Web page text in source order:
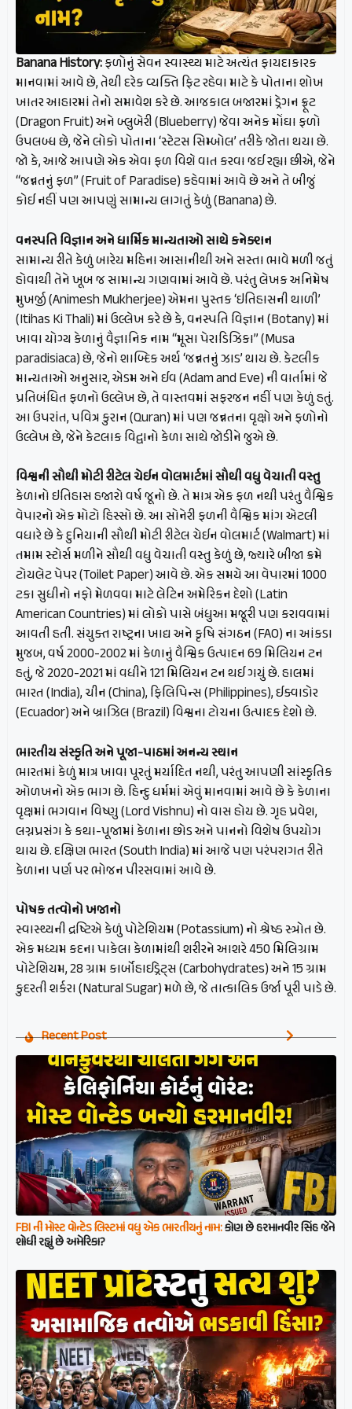
Banana History:ફળોનું સેવન સ્વાસ્થ્ય માટે અત્યંત ફાયદાકારક
માનવામાં આવે છે, તેથી દરેક વ્યક્તિ ફિટ રહેવા માટે કે પોતાના શોખ
ખાતર આહારમાં તેનો સમાવેશ કરે છે. આજકાલ બજારમાં ડ્રેગન ફ્રૂટ
(Dragon Fruit) અને બ્લુબેરી (Blueberry) જેવા અનેક મોંઘા ફળો
ઉપલબ્ધ છે, જેને લોકો પોતાના ‘સ્ટેટસ સિમ્બોલ’ તરીકે જોતા થયા છે.
જો કે, આજે આપણે એક એવા ફળ વિશે વાત કરવા જઈ રહ્યા છીએ, જેને
“જન્નતનું ફળ” (Fruit of Paradise) કહેવામાં આવે છે અને તે બીજું
કોઈ નહીં પણ આપણું સામાન્ય લાગતું કેળું (Banana) છે.
વનસ્પતિ વિજ્ઞાન અને ધાર્મિક માન્યતાઓ સાથે કનેક્શન
સામાન્ય રીતે કેળું બારેય મહિના આસાનીથી અને સસ્તા ભાવે મળી જતું
હોવાથી તેને ખૂબ જ સામાન્ય ગણવામાં આવે છે. પરંતુ લેખક અનિમેષ
મુખર્જી (Animesh Mukherjee) એમના પુસ્તક ‘ઇતિહાસની થાળી’
(Itihas Ki Thali) માં ઉલ્લેખ કરે છે કે, વનસ્પતિ વિજ્ઞાન (Botany) માં
ખાવા યોગ્ય કેળાનું વૈજ્ઞાનિક નામ “મૂસા પેરાડિઝિકા” (Musa
paradisiaca) છે, જેનો શાબ્દિક અર્થ ‘જન્નતનું ઝાડ’ થાય છે. કેટલીક
માન્યતાઓ અનુસાર, એડમ અને ઈવ (Adam and Eve) ની વાર્તામાં જે
પ્રતિબંધિત ફળનો ઉલ્લેખ છે, તે વાસ્તવમાં સફરજન નહીં પણ કેળું હતું.
આ ઉપરાંત, પવિત્ર કુરાન (Quran) માં પણ જન્નતના વૃક્ષો અને ફળોનો
ઉલ્લેખ છે, જેને કેટલાક વિદ્વાનો કેળા સાથે જોડીને જુએ છે.
વિશ્વની સૌથી મોટી રીટેલ ચેઈન વોલમાર્ટમાં સૌથી વધુ વેચાતી વસ્તુ
કેળાનો ઇતિહાસ હજારો વર્ષ જૂનો છે. તે માત્ર એક ફળ નથી પરંતુ વૈશ્વિક
વેપારનો એક મોટો હિસ્સો છે. આ સોનેરી ફળની વૈશ્વિક માંગ એટલી
વધારે છે કે દુનિયાની સૌથી મોટી રીટેલ ચેઈન વોલમાર્ટ (Walmart) માં
તમામ સ્ટોર્સ મળીને સૌથી વધુ વેચાતી વસ્તુ કેળું છે, જ્યારે બીજા ક્રમે
ટોયલેટ પેપર (Toilet Paper) આવે છે. એક સમયે આ વેપારમાં 1000
ટકા સુધીનો નફો મેળવવા માટે લેટિન અમેરિકન દેશો (Latin
American Countries) માં લોકો પાસે બંધુઆ મજૂરી પણ કરાવવામાં
આવતી હતી. સંયુક્ત રાષ્ટ્રના ખાદ્ય અને કૃષિ સંગઠન (FAO) ના આંકડા
મુજબ, વર્ષ 2000-2002 માં કેળાનું વૈશ્વિક ઉત્પાદન 69 મિલિયન ટન
હતું, જે 2020-2021 માં વધીને 121 મિલિયન ટન થઈ ગયું છે. હાલમાં
ભારત (India), ચીન (China), ફિલિપિન્સ (Philippines), ઈક્વાડોર
(Ecuador) અને બ્રાઝિલ (Brazil) વિશ્વના ટોચના ઉત્પાદક દેશો છે.
ભારતીય સંસ્કૃતિ અને પૂજા-પાઠમાં અનન્ય સ્થાન
ભારતમાં કેળું માત્ર ખાવા પૂરતું મર્યાદિત નથી, પરંતુ આપણી સાંસ્કૃતિક
ઓળખનો એક ભાગ છે. હિન્દુ ધર્મમાં એવું માનવામાં આવે છે કે કેળાના
વૃક્ષમાં ભગવાન વિષ્ણુ (Lord Vishnu) નો વાસ હોય છે. ગૃહ પ્રવેશ,
લગ્નપ્રસંગ કે કથા-પૂજામાં કેળાના છોડ અને પાનનો વિશેષ ઉપયોગ
થાય છે. દક્ષિણ ભારત (South India) માં આજે પણ પરંપરાગત રીતે
કેળાના પર્ણ પર ભોજન પીરસવામાં આવે છે.
પોષક તત્વોનો ખજાનો
સ્વાસ્થ્યની દ્રષ્ટિએ કેળું પોટેશિયમ (Potassium) નો શ્રેષ્ઠ સ્ત્રોત છે.
એક મધ્યમ કદના પાકેલા કેળામાંથી શરીરને આશરે 450 મિલિગ્રામ
પોટેશિયમ, 28 ગ્રામ કાર્બોહાઈડ્રેટ્સ (Carbohydrates) અને 15 ગ્રામ
કુદરતી શર્કરા (Natural Sugar) મળે છે, જે તાત્કાલિક ઉર્જા પૂરી પાડે છે.
Recent Post
FBI ની મોસ્ટ વોન્ટેડ લિસ્ટમાં વધુ એક ભારતીયનું નામ:કોણ છે હરમાનવીર સિંહ જેને
શોધી રહ્યું છે અમેરિકા?